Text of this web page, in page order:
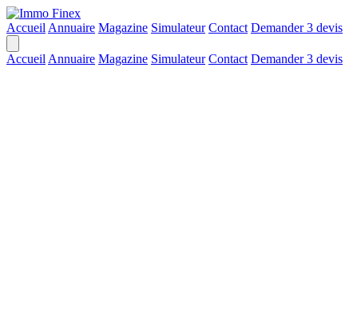
Accueil Annuaire Magazine Simulateur Contact Demander 3 devis
Accueil Annuaire Magazine Simulateur Contact Demander 3 devis